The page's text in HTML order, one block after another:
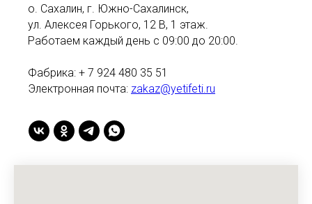
о. Сахалин, г. Южно-Сахалинск,
ул. Алексея Горького, 12 В, 1 этаж.
Работаем каждый день с 09:00 до 20:00.
Фабрика: + 7 924 480 35 51
Электронная почта: zakaz@yetifeti.ru